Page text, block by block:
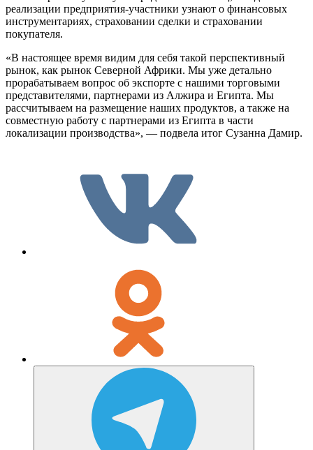
реализации предприятия-участники узнают о финансовых
инструментариях, страховании сделки и страховании
покупателя.
«В настоящее время видим для себя такой перспективный
рынок, как рынок Северной Африки. Мы уже детально
прорабатываем вопрос об экспорте с нашими торговыми
представителями, партнерами из Алжира и Египта. Мы
рассчитываем на размещение наших продуктов, а также на
совместную работу с партнерами из Египта в части
локализации производства», — подвела итог Сузанна Дамир.